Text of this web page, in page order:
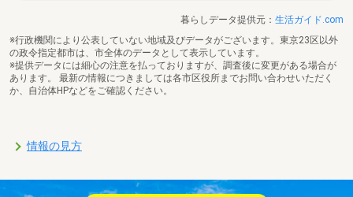
暮らしデータ提供元： 生活ガイド.com
※行政機関により公表していない地域及びデータがございます。東京23区以外
の政令指定都市は、市全体のデータとして表示しています。
※提供データには細心の注意を払っておりますが、調査後に変更がある場合が
あります。 最新の情報につきましては各市区役所までお問い合わせいただく
か、自治体HPなどをご確認ください。
情報の見方